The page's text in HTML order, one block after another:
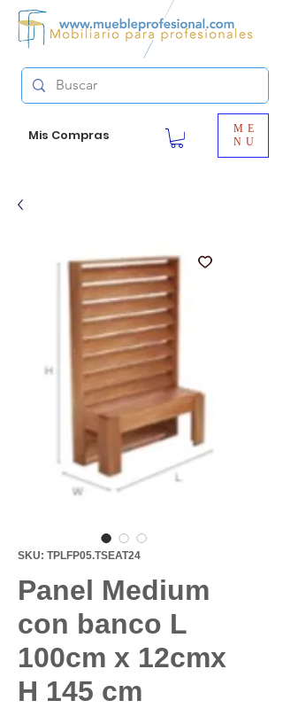
Mis Compras
ME
NU
SKU: TPLFP05.TSEAT24
Panel Medium
con banco L
100cm x 12cmx
H 145 cm